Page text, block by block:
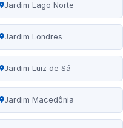
Jardim Lago Norte
Jardim Londres
Jardim Luiz de Sá
Jardim Macedônia